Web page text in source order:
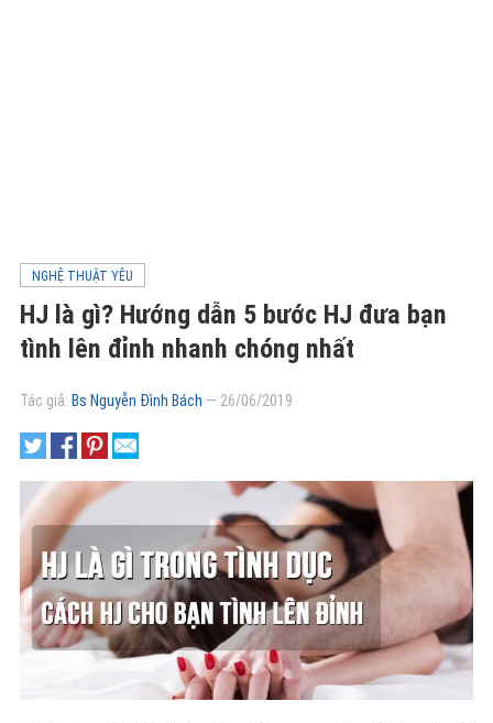
NGHỆ THUẬT YÊU
HJ là gì? Hướng dẫn 5 bước HJ đưa bạn
tình lên đỉnh nhanh chóng nhất
Tác giả: Bs Nguyễn Đình Bách — 26/06/2019